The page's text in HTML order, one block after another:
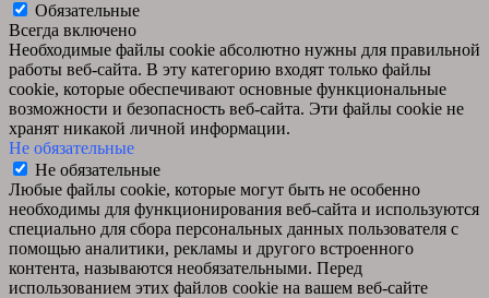
Обязательные
Всегда включено
Необходимые файлы cookie абсолютно нужны для правильной
работы веб-сайта. В эту категорию входят только файлы
cookie, которые обеспечивают основные функциональные
возможности и безопасность веб-сайта. Эти файлы cookie не
хранят никакой личной информации.
Не обязательные
Не обязательные
Любые файлы cookie, которые могут быть не особенно
необходимы для функционирования веб-сайта и используются
специально для сбора персональных данных пользователя с
помощью аналитики, рекламы и другого встроенного
контента, называются необязательными. Перед
использованием этих файлов cookie на вашем веб-сайте